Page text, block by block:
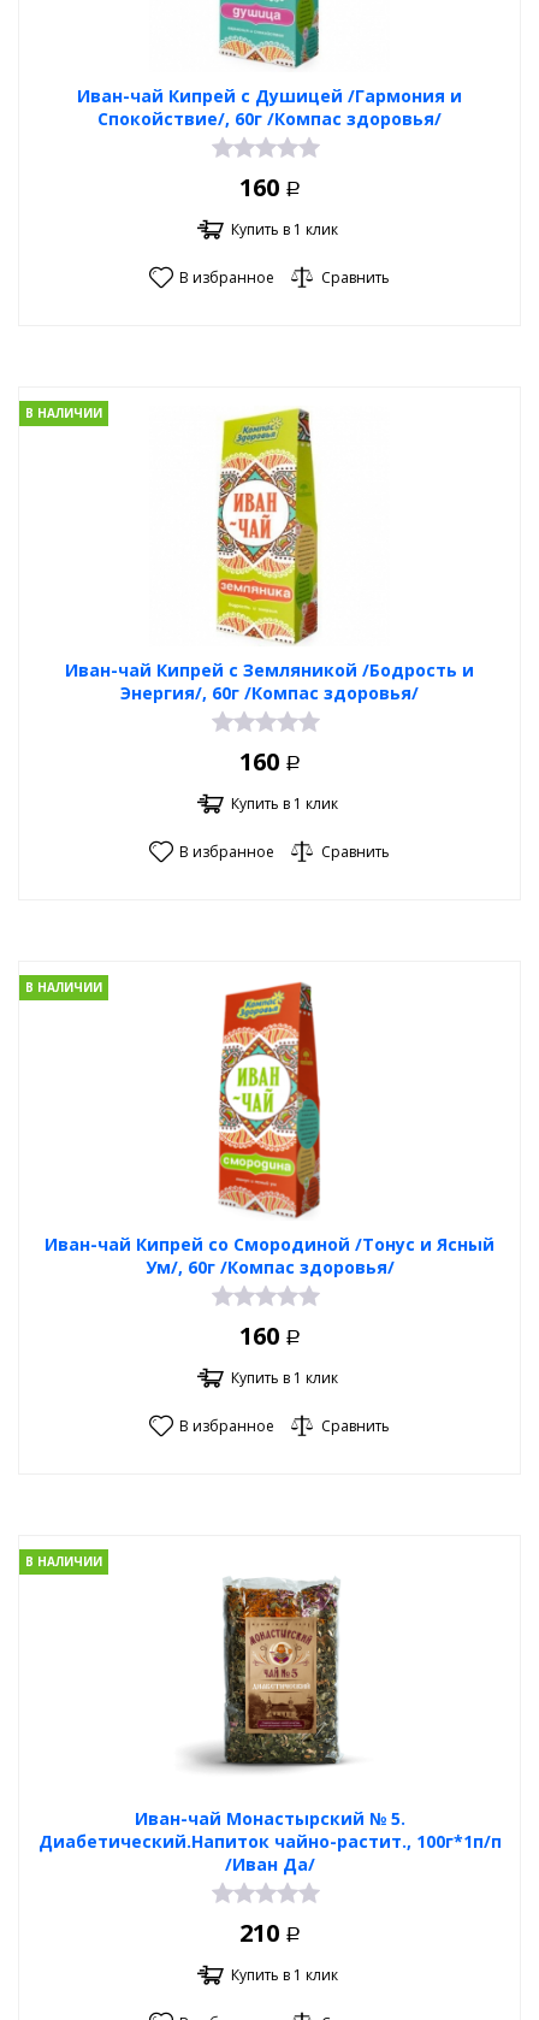
Иван-чай Кипрей с Душицей /Гармония и
Спокойствие/, 60г /Компас здоровья/
160 Р
Купить в 1 клик
В избранное Сравнить
Иван-чай Кипрей с Земляникой /Бодрость и
Энергия/, 60г /Компас здоровья/
В НАЛИЧИИ
160 Р
Купить в 1 клик
В избранное Сравнить
Иван-чай Кипрей со Смородиной /Тонус и Ясный
Ум/, 60г /Компас здоровья/
В НАЛИЧИИ
160 Р
Купить в 1 клик
В избранное Сравнить
Иван-чай Монастырский № 5.
Диабетический.Напиток чайно-растит., 100г*1п/п
/Иван Да/
В НАЛИЧИИ
210 Р
Купить в 1 клик